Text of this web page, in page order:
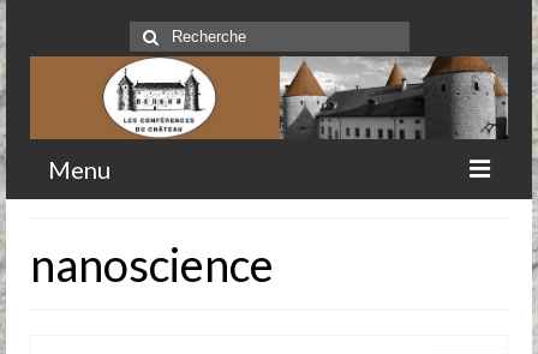
Rechercher
:
Menu
Qui sommes-nous
nanoscience